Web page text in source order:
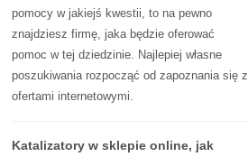
pomocy w jakiejś kwestii, to na pewno
znajdziesz firmę, jaka będzie oferować
pomoc w tej dziedzinie. Najlepiej własne
poszukiwania rozpocząć od zapoznania się z
ofertami internetowymi.
Katalizatory w sklepie online, jak